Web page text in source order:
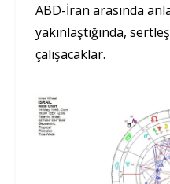
ABD-İran arasında
yakınlaştığında,
çalışacaklar.